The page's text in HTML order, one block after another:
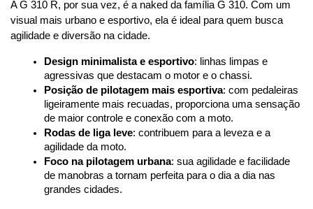
A G 310 R, por sua vez, é a naked da família G 310. Com um
visual mais urbano e esportivo, ela é ideal para quem busca
agilidade e diversão na cidade.
Design minimalista e esportivo: linhas limpas e
agressivas que destacam o motor e o chassi.
Posição de pilotagem mais esportiva: com pedaleiras
ligeiramente mais recuadas, proporciona uma sensação
de maior controle e conexão com a moto.
Rodas de liga leve: contribuem para a leveza e a
agilidade da moto.
Foco na pilotagem urbana: sua agilidade e facilidade
de manobras a tornam perfeita para o dia a dia nas
grandes cidades.